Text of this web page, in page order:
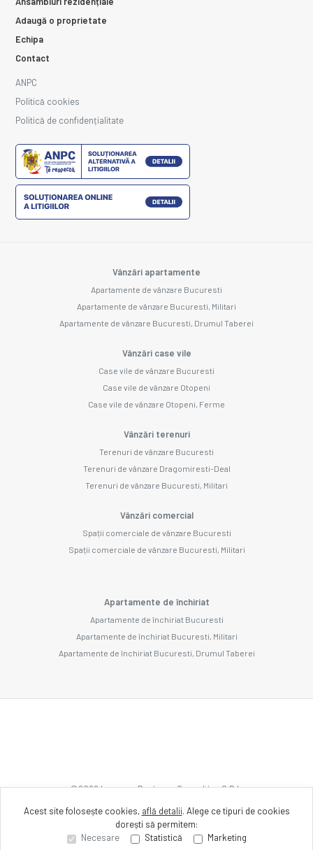
Adaugă o proprietate
Echipa
Contact
ANPC
Politică cookies
Politică de confidențialitate
Vânzări apartamente
Apartamente de vânzare Bucuresti
Apartamente de vânzare Bucuresti, Militari
Apartamente de vânzare Bucuresti, Drumul Taberei
Vânzări case vile
Case vile de vânzare Bucuresti
Case vile de vânzare Otopeni
Case vile de vânzare Otopeni, Ferme
Vânzări terenuri
Terenuri de vânzare Bucuresti
Terenuri de vânzare Dragomiresti-Deal
Terenuri de vânzare Bucuresti, Militari
Vânzări comercial
Spații comerciale de vânzare Bucuresti
Spații comerciale de vânzare Bucuresti, Militari
Apartamente de închiriat
Apartamente de închiriat Bucuresti
Apartamente de închiriat Bucuresti, Militari
Apartamente de închiriat Bucuresti, Drumul Taberei
©2026Imozone Business Consulting S.R.L.
Site creat în
Acest site folosește cookies, află detalii. Alege ce tipuri de cookies
dorești să permitem:
Necesare
Statistică Marketing